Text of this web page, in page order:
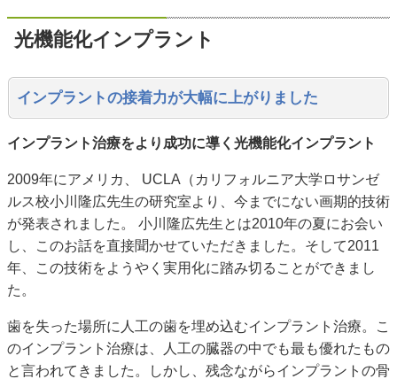
光機能化インプラント
インプラントの接着力が大幅に上がりました
インプラント治療をより成功に導く光機能化インプラント
2009年にアメリカ、 UCLA（カリフォルニア大学ロサンゼ
ルス校小川隆広先生の研究室より、今までにない画期的技術
が発表されました。 小川隆広先生とは2010年の夏にお会い
し、このお話を直接聞かせていただきました。そして2011
年、この技術をようやく実用化に踏み切ることができまし
た。
歯を失った場所に人工の歯を埋め込むインプラント治療。こ
のインプラント治療は、人工の臓器の中でも最も優れたもの
と言われてきました。しかし、残念ながらインプラントの骨